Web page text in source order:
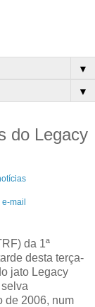
▼
▼
do Legacy
e-mail
da 1ª
desta terça-
jato Legacy
de 2006, num